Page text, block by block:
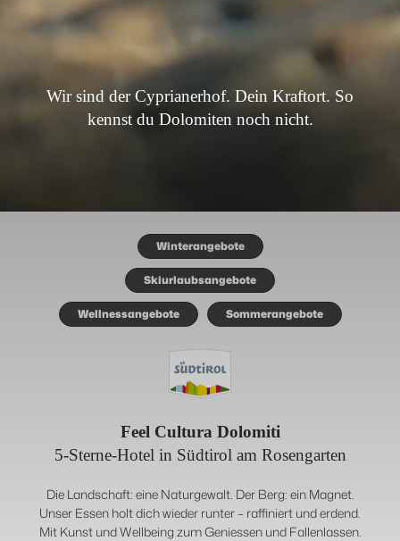
Wir sind der Cyprianerhof. Dein Kraftort. So
kennst du Dolomiten noch nicht.
Winterangebote
Skiurlaubsangebote
Wellnessangebote Sommerangebote
Feel Cultura Dolomiti
5-Sterne-Hotel in Südtirol am Rosengarten
Die Landschaft: eine Naturgewalt. Der Berg: ein Magnet.
Unser Essen holt dich wieder runter – raffiniert und erdend.
Mit Kunst und Wellbeing zum Geniessen und Fallenlassen.